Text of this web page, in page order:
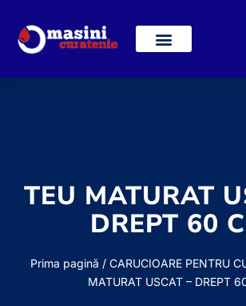
TEU MATURAT
DREPT 60
Prima pagină / CARUCIOARE PENTRU
MATURAT USCAT – DREPT